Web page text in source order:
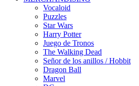
Vocaloid
Puzzles
Star Wars
Harry Potter
Juego de Tronos
The Walking Dead
Señor de los anillos / Hobbit
Dragon Ball
Marvel